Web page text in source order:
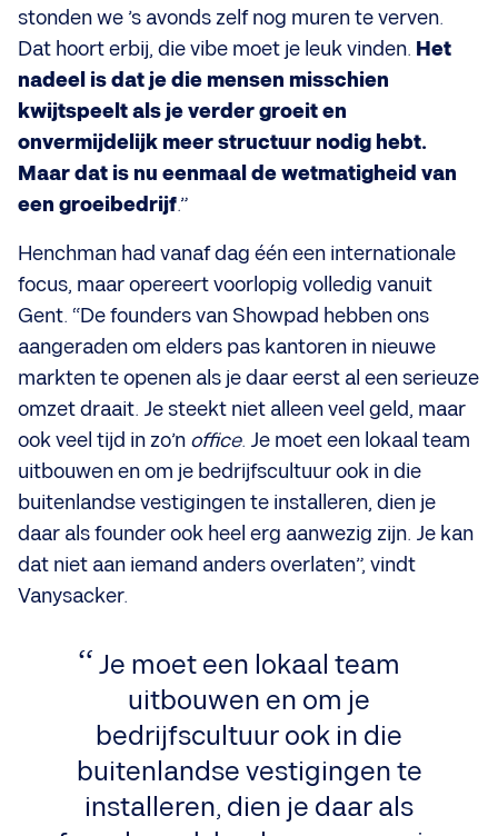
stonden we ’s avonds zelf nog muren te verven.
Dat hoort erbij, die vibe moet je leuk vinden. Het
nadeel is dat je die mensen misschien
kwijtspeelt als je verder groeit en
onvermijdelijk meer structuur nodig hebt.
Maar dat is nu eenmaal de wetmatigheid van
een groeibedrijf.”
Henchman had vanaf dag één een internationale
focus, maar opereert voorlopig volledig vanuit
Gent. “De founders van Showpad hebben ons
aangeraden om elders pas kantoren in nieuwe
markten te openen als je daar eerst al een serieuze
omzet draait. Je steekt niet alleen veel geld, maar
ook veel tijd in zo’n office. Je moet een lokaal team
uitbouwen en om je bedrijfscultuur ook in die
buitenlandse vestigingen te installeren, dien je
daar als founder ook heel erg aanwezig zijn. Je kan
dat niet aan iemand anders overlaten”, vindt
Vanysacker.
Je moet een lokaal team
uitbouwen en om je
bedrijfscultuur ook in die
buitenlandse vestigingen te
installeren, dien je daar als